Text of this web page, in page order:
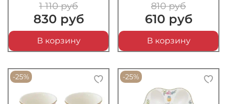
1 110 руб
830 руб
В корзину
810 руб
610 руб
В корзину
-25% -25%